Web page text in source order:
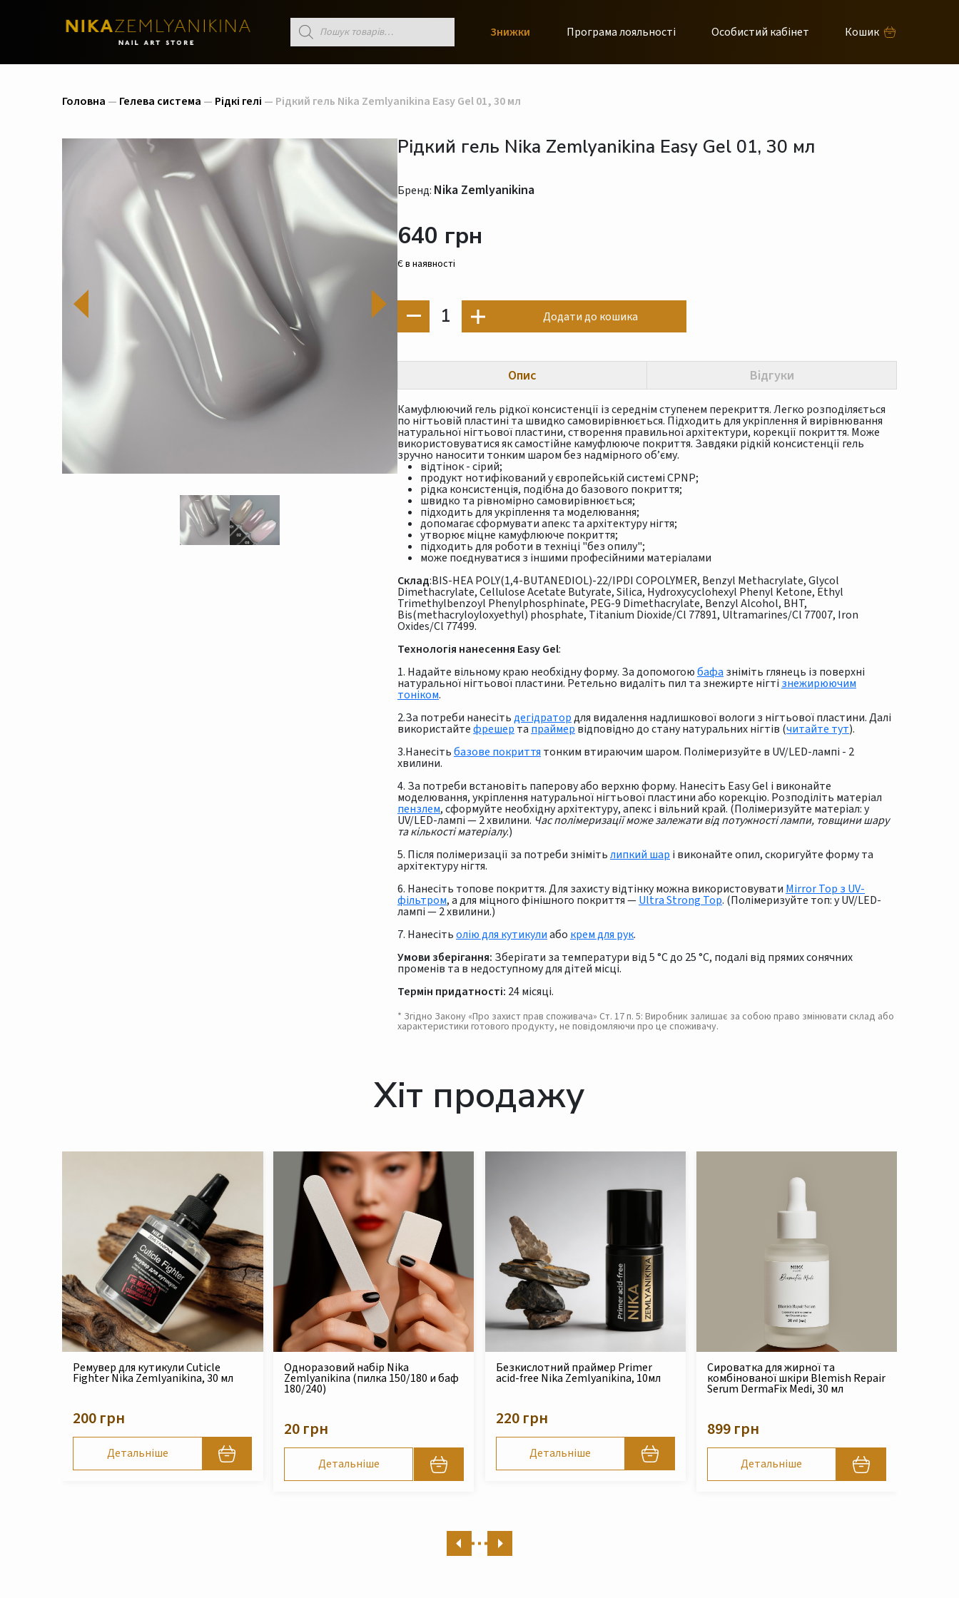
Пошук
товарів Знижки Програма лояльності Особистий кабінет Кошик
Головна — Гелева система — Рідкі гелі — Рідкий гель Nika Zemlyanikina Easy Gel 01, 30 мл
Рідкий гель Nika Zemlyanikina Easy Gel 01, 30 мл
Бренд: Nika Zemlyanikina
640 грн
Є в наявності
1 Додати до кошика
Опис Відгуки
Камуфлюючий гель рідкої консистенції із середнім ступенем перекриття. Легко розподіляється
по нігтьовій пластині та швидко самовирівнюється. Підходить для укріплення й вирівнювання
натуральної нігтьової пластини, створення правильної архітектури, корекції покриття. Може
використовуватися як самостійне камуфлююче покриття. Завдяки рідкій консистенції гель
зручно наносити тонким шаром без надмірного об’єму.
відтінок - сірий;
продукт нотифікований у європейській системі CPNP;
рідка консистенція, подібна до базового покриття;
швидко та рівномірно самовирівнюється;
підходить для укріплення та моделювання;
допомагає сформувати апекс та архітектуру нігтя;
утворює міцне камуфлююче покриття;
підходить для роботи в техніці "без опилу";
може поєднуватися з іншими професійними матеріалами
Склад:BIS-HEA POLY(1,4-BUTANEDIOL)-22/IPDI COPOLYMER, Benzyl Methacrylate, Glycol
Dimethacrylate, Cellulose Acetate Butyrate, Silica, Hydroxycyclohexyl Phenyl Ketone, Ethyl
Trimethylbenzoyl Phenylphosphinate, PEG-9 Dimethacrylate, Benzyl Alcohol, BHT,
Bis(methacryloyloxyethyl) phosphate, Titanium Dioxide/Cl 77891, Ultramarines/Cl 77007, Iron
Oxides/Cl 77499.
Технологія нанесення Easy Gel:
1. Надайте вільному краю необхідну форму. За допомогоюбафа зніміть глянець із поверхні
натуральної нігтьової пластини. Ретельно видаліть пил та знежирте нігті знежирюючим
тоніком.
2.За потреби нанесітьдегідратордля видалення надлишкової вологи з нігтьової пластини. Далі
використайтефрешер та праймер відповідно до стану натуральних нігтів (читайте тут).
3.Нанесітьбазове покриття тонким втираючим шаром. Полімеризуйте в UV/LED-лампі - 2
хвилини.
4. За потреби встановіть паперову або верхню форму. Нанесіть Easy Gel і виконайте
моделювання, укріплення натуральної нігтьової пластини або корекцію. Розподіліть матеріал
пензлем, сформуйте необхідну архітектуру, апекс і вільний край. (Полімеризуйте матеріал: у
UV/LED-лампі — 2 хвилини. Час полімеризації може залежати від потужності лампи, товщини шару
та кількості матеріалу.)
5. Після полімеризації за потреби знімітьлипкий шар і виконайте опил, скоригуйте форму та
архітектуру нігтя.
6. Нанесіть топове покриття. Для захисту відтінку можна використовувати Mirror Top з UV-
фільтром, а для міцного фінішного покриття —Ultra Strong Top. (Полімеризуйте топ: у UV/LED-
лампі — 2 хвилини.)
7. Нанесітьолію для кутикулиабо крем для рук.
Умови зберігання: Зберігати за температури від 5 °C до 25 °C, подалі від прямих сонячних
променів та в недоступному для дітей місці.
Термін придатності: 24 місяці.
* Згідно Закону «Про захист прав споживача» Ст. 17 п. 5: Виробник залишає за собою право змінювати склад або
характеристики готового продукту, не повідомляючи про це споживачу.
Хіт продажу
Ремувер для кутикули Cuticle
Fighter Nika Zemlyanikina, 30 мл
200 грн
Детальніше
Одноразовий набір Nika
Zemlyanikina (пилка 150/180 и баф
180/240)
20 грн
Детальніше
Безкислотний праймер Primer
acid-free Nika Zemlyanikina, 10мл
220 грн
Детальніше
Сироватка для жирної та
комбінованої шкіри Blemish Repair
Serum DermaFix Medi, 30 мл
899 грн
Детальніше